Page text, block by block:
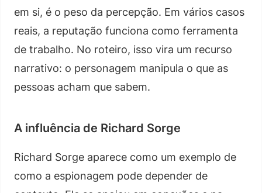
em si, é o peso da percepção. Em vários casos
reais, a reputação funciona como ferramenta
de trabalho. No roteiro, isso vira um recurso
narrativo: o personagem manipula o que as
pessoas acham que sabem.
A influência de Richard Sorge
Richard Sorge aparece como um exemplo de
como a espionagem pode depender de